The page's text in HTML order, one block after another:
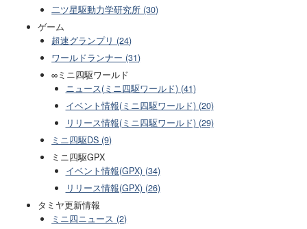
二ツ星駆動力学研究所 (30)
ゲーム
超速グランプリ (24)
ワールドランナー (31)
∞ミニ四駆ワールド
ニュース(ミニ四駆ワールド) (41)
イベント情報(ミニ四駆ワールド) (20)
リリース情報(ミニ四駆ワールド) (29)
ミニ四駆DS (9)
ミニ四駆GPX
イベント情報(GPX) (34)
リリース情報(GPX) (26)
タミヤ更新情報
ミニ四ニュース (2)